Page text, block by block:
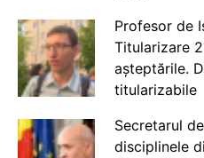
Profesor de
Titularizare
așteptările.
titularizabile
Secretarul
disciplinele